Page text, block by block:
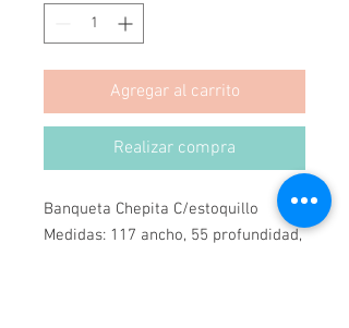
Agregar al carrito
Realizar compra
Banqueta Chepita C/estoquillo
Medidas: 117 ancho, 55 profundidad,